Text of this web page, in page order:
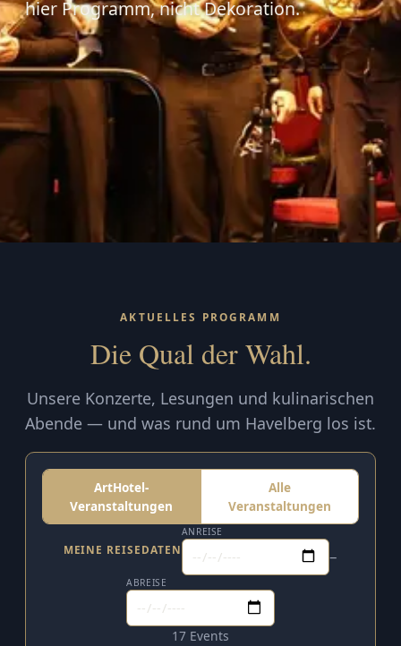
hier Programm, nicht Dekoration.
AKTUELLES PROGRAMM
Die Qual der Wahl.
Unsere Konzerte, Lesungen und kulinarischen
Abende — und was rund um Havelberg los ist.
ArtHotel-
Veranstaltungen
Alle
Veranstaltungen
MEINE REISEDATEN
ANREISE
–
ABREISE
17 Events